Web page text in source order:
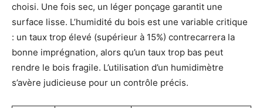
choisi. Une fois sec, un léger ponçage garantit une
surface lisse. L’humidité du bois est une variable critique
: un taux trop élevé (supérieur à 15%) contrecarrera la
bonne imprégnation, alors qu’un taux trop bas peut
rendre le bois fragile. L’utilisation d’un humidimètre
s’avère judicieuse pour un contrôle précis.